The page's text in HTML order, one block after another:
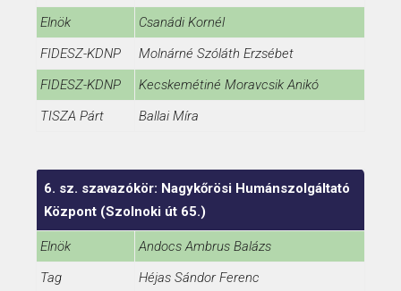
Elnök
Csanádi Kornél
FIDESZ-KDNP
Molnárné Szóláth Erzsébet
FIDESZ-KDNP
Kecskemétiné Moravcsik Anikó
TISZA Párt
Ballai Míra
6. sz. szavazókör: Nagykőrösi Humánszolgáltató
Központ (Szolnoki út 65.)
Elnök
Andocs Ambrus Balázs
Tag
Héjas Sándor Ferenc